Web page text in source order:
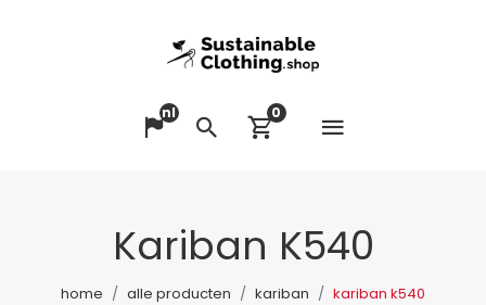
Taal veranderen
nl
ZoekenWinkelwagen
0
Kariban K540
home alle producten kariban kariban k540